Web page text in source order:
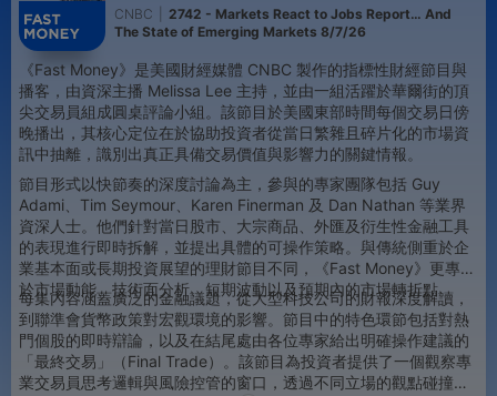
CNBC
2742 - Markets React to Jobs Report… And
The State of Emerging Markets 8/7/26
《Fast Money》是美國財經媒體 CNBC 製作的指標性財經節目與
播客，由資深主播 Melissa Lee 主持，並由一組活躍於華爾街的頂
尖交易員組成圓桌評論小組。該節目於美國東部時間每個交易日傍
晚播出，其核心定位在於協助投資者從當日繁雜且碎片化的市場資
訊中抽離，識別出真正具備交易價值與影響力的關鍵情報。
節目形式以快節奏的深度討論為主，參與的專家團隊包括 Guy
Adami、Tim Seymour、Karen Finerman 及 Dan Nathan 等業界
資深人士。他們針對當日股市、大宗商品、外匯及衍生性金融工具
的表現進行即時拆解，並提出具體的可操作策略。與傳統側重於企
業基本面或長期投資展望的理財節目不同，《Fast Money》更專注
於市場動能、技術面分析、短期波動以及預期內的市場轉折點。
每集內容涵蓋廣泛的金融議題，從大型科技公司的財報深度解讀，
到聯準會貨幣政策對宏觀環境的影響。節目中的特色環節包括對熱
門個股的即時辯論，以及在結尾處由各位專家給出明確操作建議的
「最終交易」（Final Trade）。該節目為投資者提供了一個觀察專
業交易員思考邏輯與風險控管的窗口，透過不同立場的觀點碰撞，